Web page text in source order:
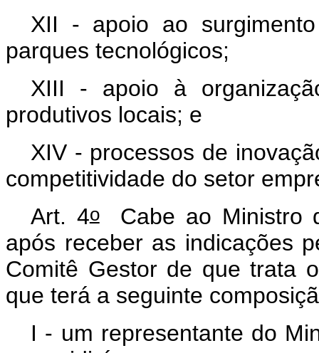
XII - apoio ao
parques tecnológicos;
XIII - apoio à
produtivos locais; e
XIV - processos de
competitividade do setor
Art. 4oCabe ao Ministro
após receber as indicações
Comitê Gestor de que trata
que terá a seguinte
I - um representante do